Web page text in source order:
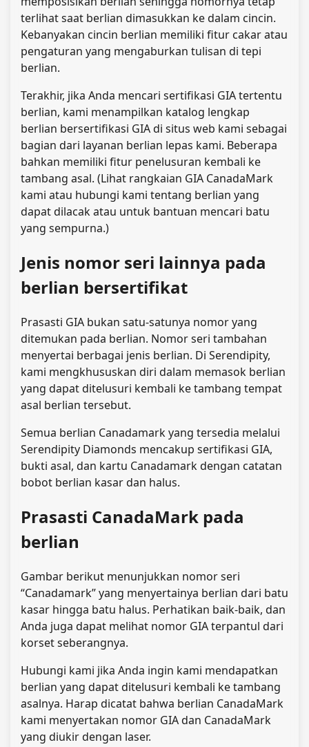
terlihat saat berlian dimasukkan ke dalam cincin.
Kebanyakan cincin berlian memiliki fitur cakar atau
pengaturan yang mengaburkan tulisan di tepi
berlian.
Terakhir, jika Anda mencari sertifikasi GIA tertentu
berlian, kami menampilkan katalog lengkap
berlian bersertifikasi GIA di situs web kami sebagai
bagian dari layanan berlian lepas kami. Beberapa
bahkan memiliki fitur penelusuran kembali ke
tambang asal. (Lihat rangkaian GIA CanadaMark
kami atau hubungi kami tentang berlian yang
dapat dilacak atau untuk bantuan mencari batu
yang sempurna.)
Jenis nomor seri lainnya pada
berlian bersertifikat
Prasasti GIA bukan satu-satunya nomor yang
ditemukan pada berlian. Nomor seri tambahan
menyertai berbagai jenis berlian. Di Serendipity,
kami mengkhususkan diri dalam memasok berlian
yang dapat ditelusuri kembali ke tambang tempat
asal berlian tersebut.
Semua berlian Canadamark yang tersedia melalui
Serendipity Diamonds mencakup sertifikasi GIA,
bukti asal, dan kartu Canadamark dengan catatan
bobot berlian kasar dan halus.
Prasasti CanadaMark pada
berlian
Gambar berikut menunjukkan nomor seri
“Canadamark” yang menyertainya berlian dari batu
kasar hingga batu halus. Perhatikan baik-baik, dan
Anda juga dapat melihat nomor GIA terpantul dari
korset seberangnya.
Hubungi kami jika Anda ingin kami mendapatkan
berlian yang dapat ditelusuri kembali ke tambang
asalnya. Harap dicatat bahwa berlian CanadaMark
kami menyertakan nomor GIA dan CanadaMark
yang diukir dengan laser.